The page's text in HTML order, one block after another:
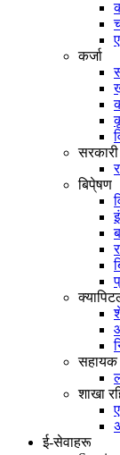
कर्जा
बिपे्षण
सहायक
शाखा
ई-सेवाहरू